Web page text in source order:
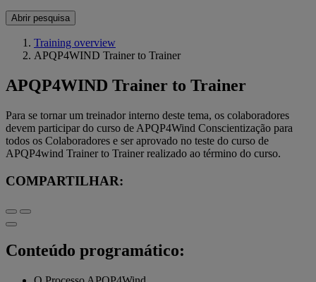
Abrir pesquisa
Training overview
APQP4WIND Trainer to Trainer
APQP4WIND Trainer to Trainer
Para se tornar um treinador interno deste tema, os colaboradores
devem participar do curso de APQP4Wind Conscientização para
todos os Colaboradores e ser aprovado no teste do curso de
APQP4wind Trainer to Trainer realizado ao término do curso.
COMPARTILHAR:
Conteúdo programático: